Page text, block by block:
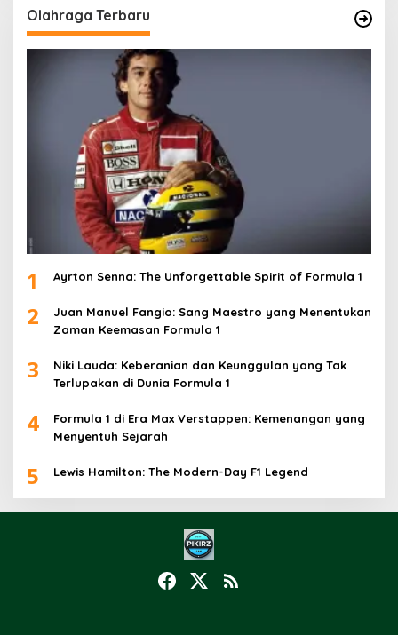
Olahraga Terbaru
1 Ayrton Senna: The Unforgettable Spirit of Formula 1
2
Juan Manuel Fangio: Sang Maestro yang Menentukan
Zaman Keemasan Formula 1
3
Niki Lauda: Keberanian dan Keunggulan yang Tak
Terlupakan di Dunia Formula 1
4
Formula 1 di Era Max Verstappen: Kemenangan yang
Menyentuh Sejarah
5 Lewis Hamilton: The Modern-Day F1 Legend